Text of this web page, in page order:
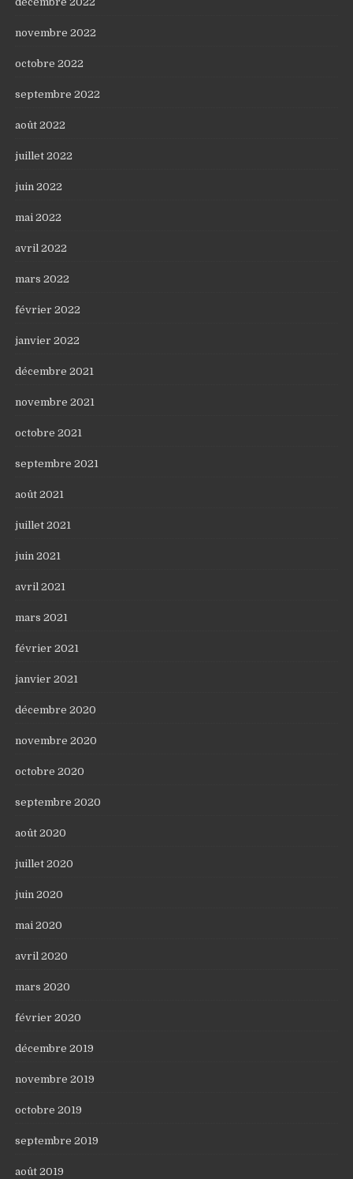
novembre 2022
octobre 2022
septembre 2022
août 2022
juillet 2022
juin 2022
mai 2022
avril 2022
mars 2022
février 2022
janvier 2022
décembre 2021
novembre 2021
octobre 2021
septembre 2021
août 2021
juillet 2021
juin 2021
avril 2021
mars 2021
février 2021
janvier 2021
décembre 2020
novembre 2020
octobre 2020
septembre 2020
août 2020
juillet 2020
juin 2020
mai 2020
avril 2020
mars 2020
février 2020
décembre 2019
novembre 2019
octobre 2019
septembre 2019
août 2019